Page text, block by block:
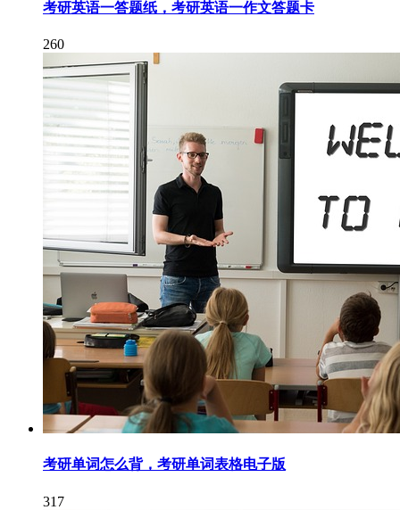
考研英语一答题纸，考研英语一作文答题卡
260
考研单词怎么背，考研单词表格电子版
317